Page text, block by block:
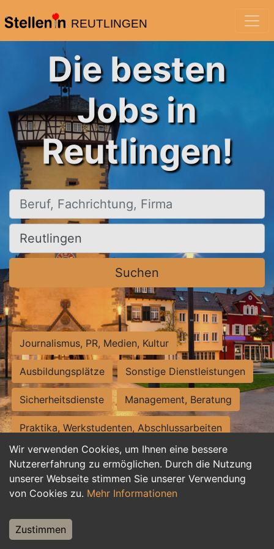
REUTLINGEN
Wir verwenden Cookies, um Ihnen eine bessere
Nutzererfahrung zu ermöglichen. Durch die Nutzung
unserer Webseite stimmen Sie unserer Verwendung
von Cookies zu. Mehr Informationen
Zustimmen
Die besten
Jobs in
Reutlingen!
Beruf, Fachrichtung, Firma
Ort, Stadt
Suchen
Journalismus, PR, Medien, Kultur
Ausbildungsplätze Sonstige Dienstleistungen
Sicherheitsdienste Management, Beratung
Praktika, Werkstudenten, Abschlussarbeiten
Personalwesen Assistenz, Sekretariat
Hilfskräfte, Aushilfs- und Nebenjobs
Weiterbildung, Studium, duale Ausbildung